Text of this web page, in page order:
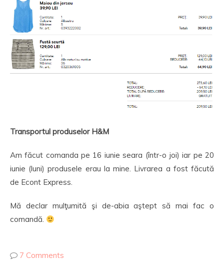
Transportul produselor H&M
Am făcut comanda pe 16 iunie seara (într-o joi) iar pe 20
iunie (luni) produsele erau la mine. Livrarea a fost făcută
de Econt Express.
Mă declar mulţumită şi de-abia aştept să mai fac o
comandă.
7 Comments